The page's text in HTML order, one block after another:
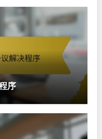
序